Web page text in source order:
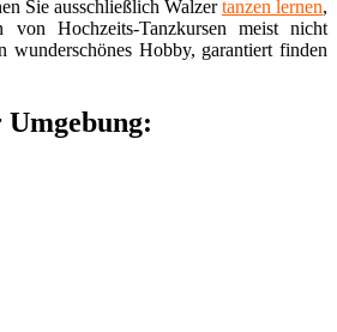
Sie ausschließlich Walzertanzen lernen,
von Hochzeits-Tanzkursen meist nicht
wunderschönes Hobby, garantiert finden